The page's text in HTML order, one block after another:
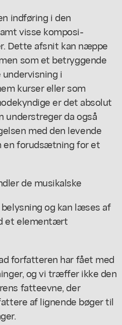
indføring i den
visse komposi-
Dette afsnit kan næppe
som et betryggende
i
kurser eller som
er det absolut
understreger da også
med den levende
en forudsætning for et
de musikalske
og kan læses af
et elementært
forfatteren har fået med
og vi træffer ikke den
fatteevne, der
af lignende bøger til